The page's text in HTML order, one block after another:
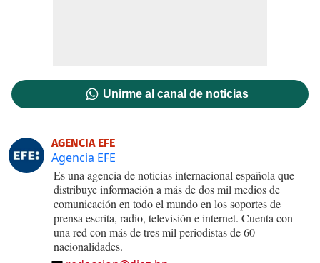
Unirme al canal de noticias
AGENCIA EFE
Agencia EFE
Es una agencia de noticias internacional española que
distribuye información a más de dos mil medios de
comunicación en todo el mundo en los soportes de
prensa escrita, radio, televisión e internet. Cuenta con
una red con más de tres mil periodistas de 60
nacionalidades.